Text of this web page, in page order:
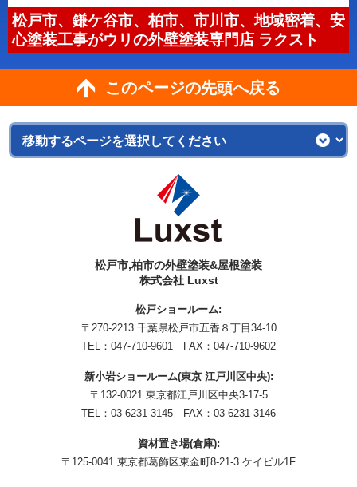
松戸市、鎌ケ谷市、柏市、市川市、地域密着、安
心塗装工事がウリの外壁塗装専門店 ラクスト
このページの先頭へ戻る
松戸市,柏市の外壁塗装&屋根塗装
株式会社 Luxst
松戸ショールーム:
〒270-2213 千葉県松戸市五香８丁目34-10
TEL： 047-710-9601 FAX：047-710-9602
新小岩ショールーム(東京 江戸川区中央):
〒132-0021 東京都江戸川区中央3-17-5
TEL： 03-6231-3145 FAX：03-6231-3146
資材置き場(倉庫):
〒125-0041 東京都葛飾区東金町8-21-3 ケイビル1F